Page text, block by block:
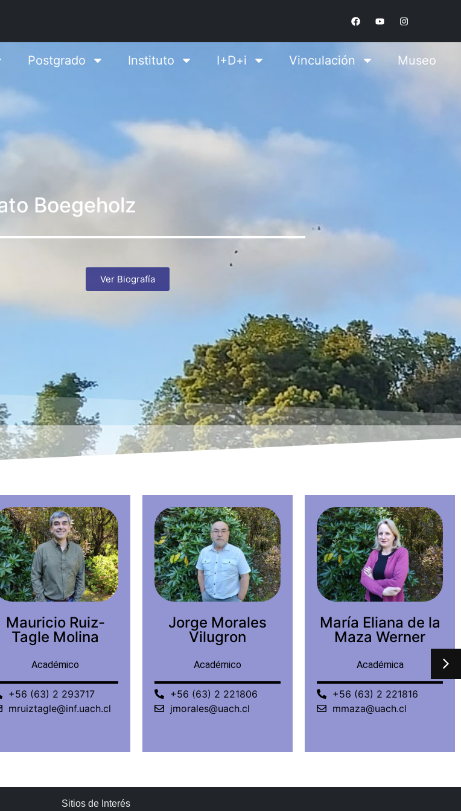
Postgrado Instituto I+D+i Vinculación
Museo
Boegeholz
Ver Biografía
Jorge Morales
Vilugron
Académico
+56 (63) 2 221806
jmorales@uach.cl
María Eliana de la
Maza Werner
Académica
+56 (63) 2 221816
mmaza@uach.cl
Juan Pablo
Salazar
Académico
+56 (63) 2 221463
juansalazar@uach.cl
Sitios de Interés